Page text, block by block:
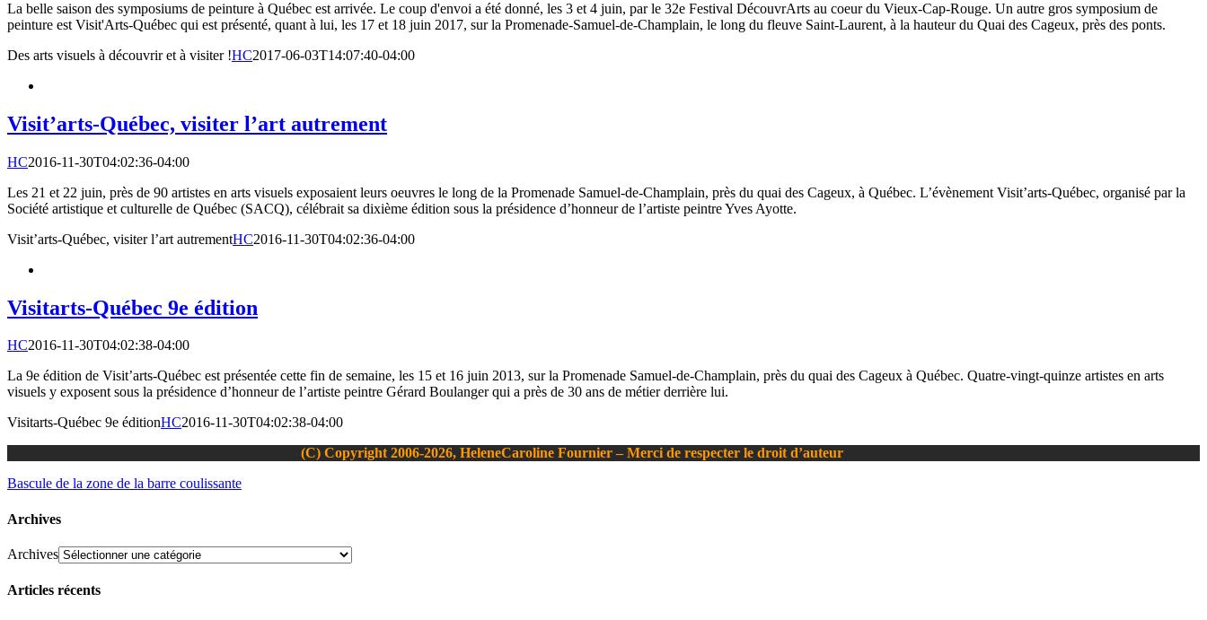
La belle saison des symposiums de peinture à Québec est arrivée. Le coup d'envoi a été donné, les 3 et 4 juin, par le 32e Festival DécouvrArts au coeur du Vieux-Cap-Rouge. Un autre gros symposium de
peinture est Visit'Arts-Québec qui est présenté, quant à lui, les 17 et 18 juin 2017, sur la Promenade-Samuel-de-Champlain, le long du fleuve Saint-Laurent, à la hauteur du Quai des Cageux, près des ponts.
Des arts visuels à découvrir et à visiter !HC2017-06-03T14:07:40-04:00
Visit’arts-Québec, visiter l’art autrement
HC2016-11-30T04:02:36-04:00
Les 21 et 22 juin, près de 90 artistes en arts visuels exposaient leurs oeuvres le long de la Promenade Samuel-de-Champlain, près du quai des Cageux, à Québec. L’évènement Visit’arts-Québec, organisé par la
Société artistique et culturelle de Québec (SACQ), célébrait sa dixième édition sous la présidence d’honneur de l’artiste peintre Yves Ayotte.
Visit’arts-Québec, visiter l’art autrementHC2016-11-30T04:02:36-04:00
Visitarts-Québec 9e édition
HC2016-11-30T04:02:38-04:00
La 9e édition de Visit’arts-Québec est présentée cette fin de semaine, les 15 et 16 juin 2013, sur la Promenade Samuel-de-Champlain, près du quai des Cageux à Québec. Quatre-vingt-quinze artistes en arts
visuels y exposent sous la présidence d’honneur de l’artiste peintre Gérard Boulanger qui a près de 30 ans de métier derrière lui.
Visitarts-Québec 9e éditionHC2016-11-30T04:02:38-04:00
(C) Copyright 2006-2026, HeleneCaroline Fournier – Merci de respecter le droit d’auteur
Bascule de la zone de la barre coulissante
Archives
Archives
Articles récents